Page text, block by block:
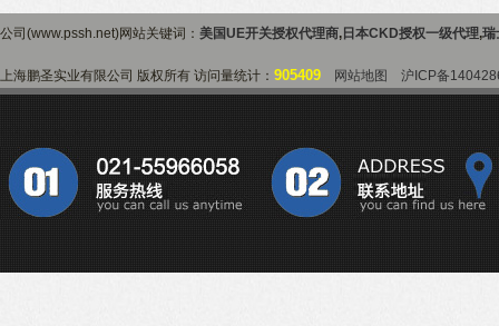
公司(www.pssh.net)网站关键词： 美国UE开关授权代理商, 日本CKD授权一级代理,瑞
上海鹏圣实业有限公司 版权所有 访问量统计： 905409 网站地图 沪ICP备